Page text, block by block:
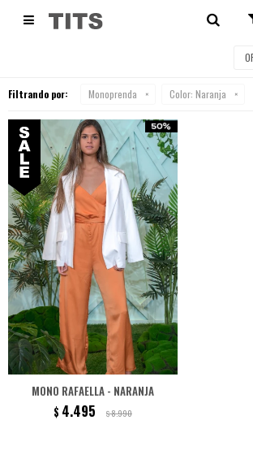
 MONOPRENDA EN
Filtrando por: Monoprenda Color: Naranja
MONO RAFAELLA - NARANJA
$ 4.495 $8.990